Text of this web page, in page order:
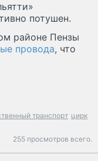
потушен.
районе Пензы
провода, что
транспорт цирк
255 просмотров всего.